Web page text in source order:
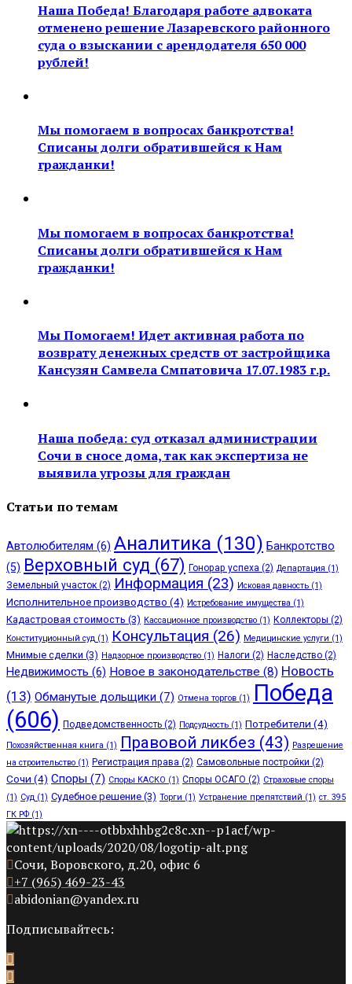
Наша Победа! Благодаря работе адвоката
отменено решение Лазаревского районного
суда о взыскании с арендодателя 650 000
рублей!
Мы помогаем в вопросах банкротства!
Списаны долги обратившейся к Нам
гражданки!
Мы помогаем в вопросах банкротства!
Списаны долги обратившейся к Нам
гражданки!
Мы Помогаем! Идет активная работа по
возврату денежных средств от застройщика
Кансузян Самвела Смпатовича 17.07.1983 г.р.
Наша победа: суд отказал администрации
Сочи в сносе дома, так как экспертиза не
выявила угрозы для граждан
Статьи по темам
Автолюбителям (6) Аналитика (130) Банкротство
(5) Верховный суд (67) Гонорар успеха (2) Департация (1)
Земельный участок (2) Информация (23) Исковая давность (1)
Исполнительное производство (4) Истребование имущества (1)
Кадастровая стоимость (3) Кассационное производство (1) Коллекторы (2)
Конституционный суд (1) Консультация (26) Медицинские услуги (1)
Мнимые сделки (3) Надзорное производство (1) Налоги (2) Наследство (2)
Недвижимость (6) Новое в законодательстве (8) Новость
(13) Обманутые дольщики (7) Отмена торгов (1)
Победа
(606) Подведомственность (2) Подсудность (1) Потребители (4)
Похозяйственная книга (1) Правовой ликбез (43) Разрешение
на строительство (1) Регистрация права (2) Самовольные постройки (2)
Сочи (4) Споры (7) Споры КАСКО (1) Споры ОСАГО (2) Страховые споры
(1) Суд (1) Судебное решение (3) Торги (1) Устранение препятствий (1) ст. 395
ГК РФ (1)
Сочи, Воровского, д.20, офис 6
+7 (965) 469-23-43
abidonian@yandex.ru
Подписывайтесь: